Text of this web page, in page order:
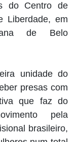
do Centro de
Liberdade, em
de Belo
unidade do
presas com
que faz do
pela
brasileiro,